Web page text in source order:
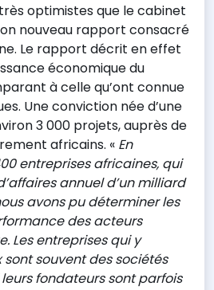
optimistes que le cabinet
nouveau rapport consacré
Le rapport décrit en effet
économique du
à celle qu’ont connue
Une conviction née d’une
3 000 projets, auprès de
africains. « En
entreprises africaines, qui
annuel d’un milliard
avons pu déterminer les
des acteurs
Les entreprises qui y
sont souvent des sociétés
fondateurs sont parfois